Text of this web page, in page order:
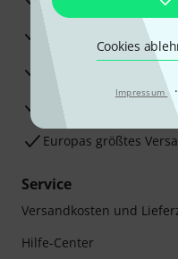
Cookies
Impressum ·
Beratung durch
Zufriedenheitsgarantie
Europas größtes
Service
Versandkosten und
Hilfe-Center